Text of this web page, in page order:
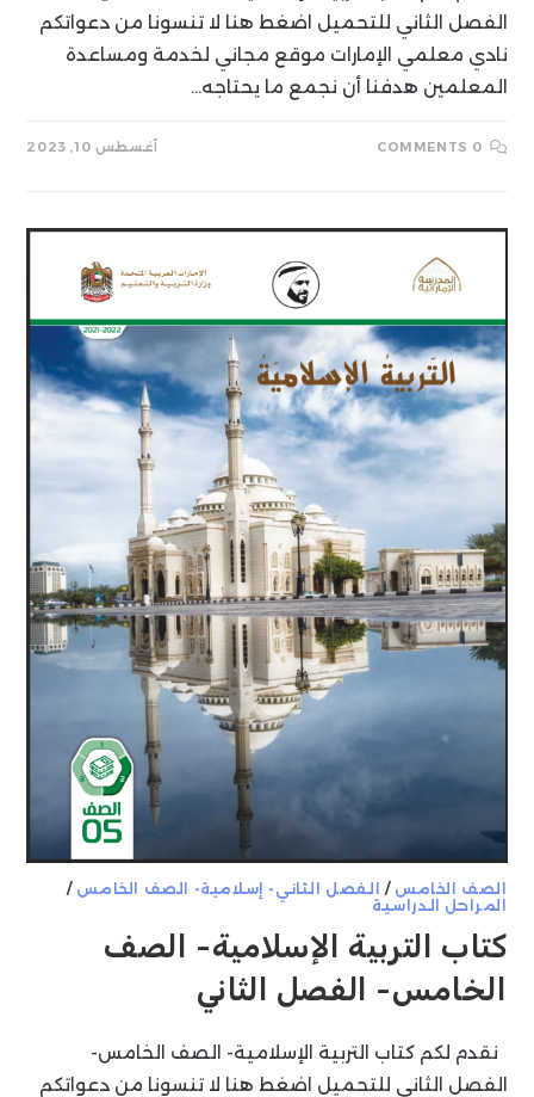
الفصل الثاني للتحميل اضغط هنا لا تنسونا من دعواتكم
نادي معلمي الإمارات موقع مجاني لخدمة ومساعدة
المعلمين هدفنا أن نجمع ما يحتاجه…
0 COMMENTS أغسطس 10, 2023
الصف الخامس / الفصل الثاني- إسلامية- الصف الخامس /
المراحل الدراسية
كتاب التربية الإسلامية- الصف
الخامس- الفصل الثاني
نقدم لكم كتاب التربية الإسلامية- الصف الخامس-
الفصل الثاني للتحميل اضغط هنا لا تنسونا من دعواتكم